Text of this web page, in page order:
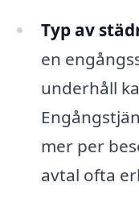
Typ av
en
underhåll
mer per
avtal ofta